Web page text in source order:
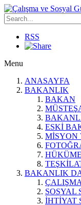
RSS
Menu
ANASAYFA
BAKANLIK
BAKAN
ESKİ
MİSYON
BAKANLIK
SOSYAL
İHTİYAT